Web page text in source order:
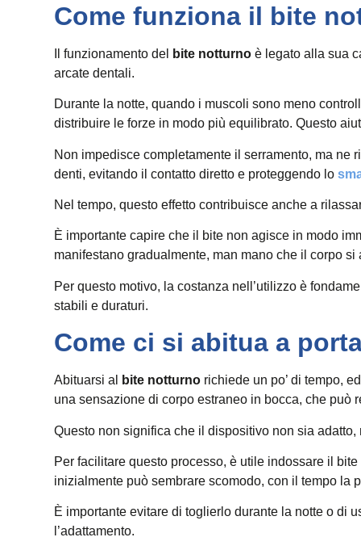
Come funziona il bite
Il funzionamento del bite notturno è legato alla sua
arcate dentali.
Durante la notte, quando i muscoli sono meno
distribuire le forze in modo più equilibrato. Questo
Non impedisce completamente il serramento, ma ne
denti, evitando il contatto diretto e proteggendo lo
Nel tempo, questo effetto contribuisce anche a
È importante capire che il bite non agisce in modo
manifestano gradualmente, man mano che il corpo
Per questo motivo, la costanza nell’utilizzo è
stabili e duraturi.
Come ci si abitua a
Abituarsi al bite notturno richiede un po’ di tempo,
una sensazione di corpo estraneo in bocca, che può
Questo non significa che il dispositivo non sia
Per facilitare questo processo, è utile indossare il
inizialmente può sembrare scomodo, con il tempo la
È importante evitare di toglierlo durante la notte o di
l’adattamento.